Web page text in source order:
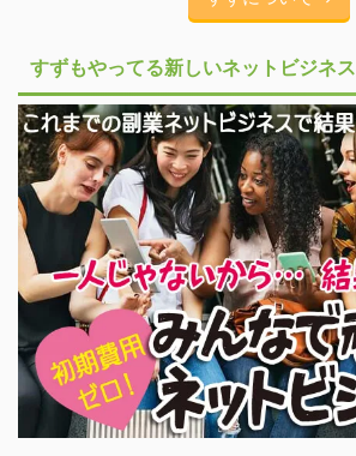
すずもやってる新しいネットビジネス